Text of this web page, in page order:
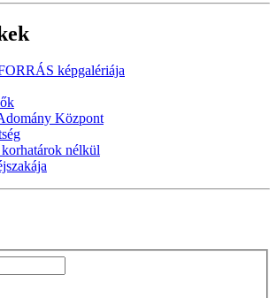
képgalériája
Központ
korhatárok nélkül